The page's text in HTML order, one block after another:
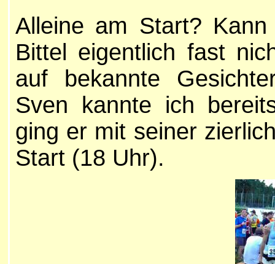
Alleine am Start?
Bittel eigentlich fast
auf bekannte
Sven kannte ich
ging er mit seiner
Start (18 Uhr).